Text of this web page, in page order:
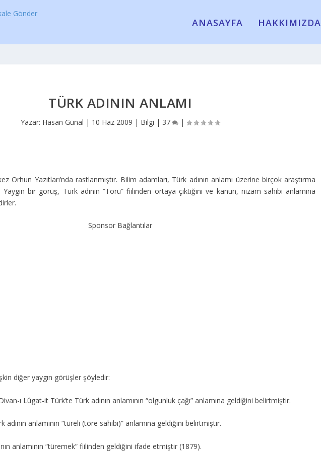
ANASAYFA HAKKIMIZDA
TÜRK ADININ ANLAMI
Yazar: Hasan Günal | 10 Haz 2009 | Bilgi | 37 |
Orhun Yazıtları’nda rastlanmıştır. Bilim adamları, Türk adının anlamı üzerine birçok araştırma
Yaygın bir görüş, Türk adının “Törü” fiilinden ortaya çıktığını ve kanun, nizam sahibi anlamına
Sponsor Bağlantılar
diğer yaygın görüşler şöyledir:
ı Lûgat-it Türk’te Türk adının anlamının “olgunluk çağı” anlamına geldiğini belirtmiştir.
anlamının “türeli (töre sahibi)” anlamına geldiğini belirtmiştir.
anlamının “türemek” fiilinden geldiğini ifade etmiştir (1879).